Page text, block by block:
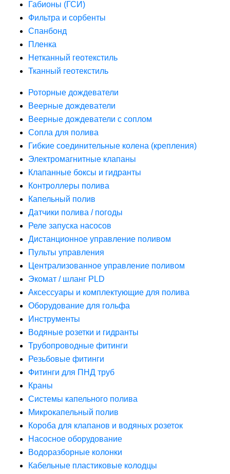
Габионы (ГСИ)
Фильтра и сорбенты
Спанбонд
Пленка
Нетканный геотекстиль
Тканный геотекстиль
Роторные дождеватели
Веерные дождеватели
Веерные дождеватели с соплом
Сопла для полива
Гибкие соединительные колена (крепления)
Электромагнитные клапаны
Клапанные боксы и гидранты
Контроллеры полива
Капельный полив
Датчики полива / погоды
Реле запуска насосов
Дистанционное управление поливом
Пульты управления
Централизованное управление поливом
Экомат / шланг PLD
Аксессуары и комплектующие для полива
Оборудование для гольфа
Инструменты
Водяные розетки и гидранты
Трубопроводные фитинги
Резьбовые фитинги
Фитинги для ПНД труб
Краны
Системы капельного полива
Микрокапельный полив
Короба для клапанов и водяных розеток
Насосное оборудование
Водоразборные колонки
Кабельные пластиковые колодцы